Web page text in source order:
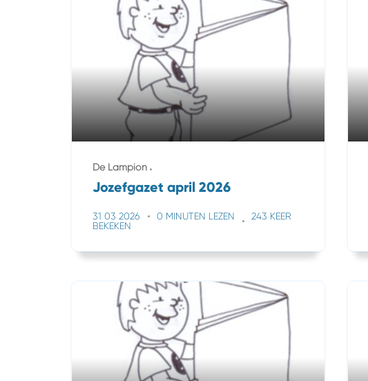
De Lampion
Jozefgazet april 2026
31 03 2026 0 MINUTEN LEZEN
243 KEER
BEKEKEN